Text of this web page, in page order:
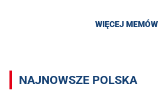
WIĘCEJ MEMÓW
NAJNOWSZE POLSKA